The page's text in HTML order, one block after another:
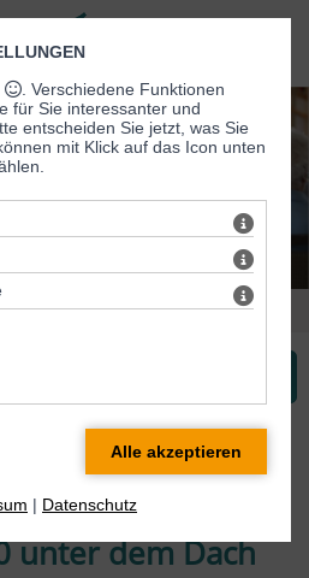
unter dem Dach
. Verschiedene Funktionen
für Sie interessanter und
entscheiden Sie jetzt, was Sie
mit Klick auf das Icon unten
| Datenschutz